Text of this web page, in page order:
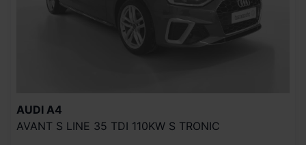
AUDI A4
AVANT S LINE 35 TDI 110KW S TRONIC